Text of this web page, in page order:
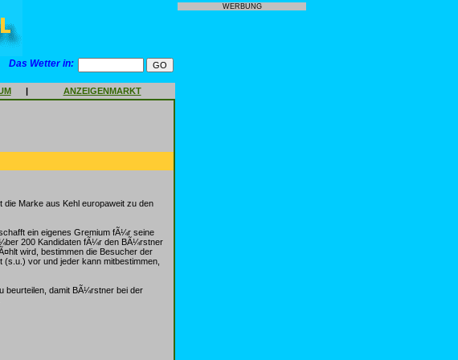
Das Wetter in:
| ANZEIGENMARKT
Marke aus Kehl europaweit zu den
ein eigenes Gremium fÃ¼r seine
200 Kandidaten fÃ¼r den BÃ¼rstner
wird, bestimmen die Besucher der
vor und jeder kann mitbestimmen,
beurteilen, damit BÃ¼rstner bei der
WERBUNG